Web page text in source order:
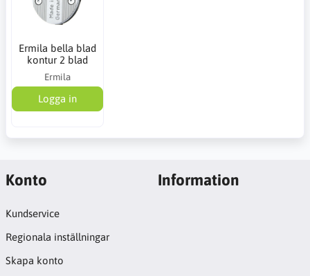
Ermila bella blad
kontur 2 blad
Ermila
Logga in
Konto
Kundservice
Regionala inställningar
Skapa konto
Information